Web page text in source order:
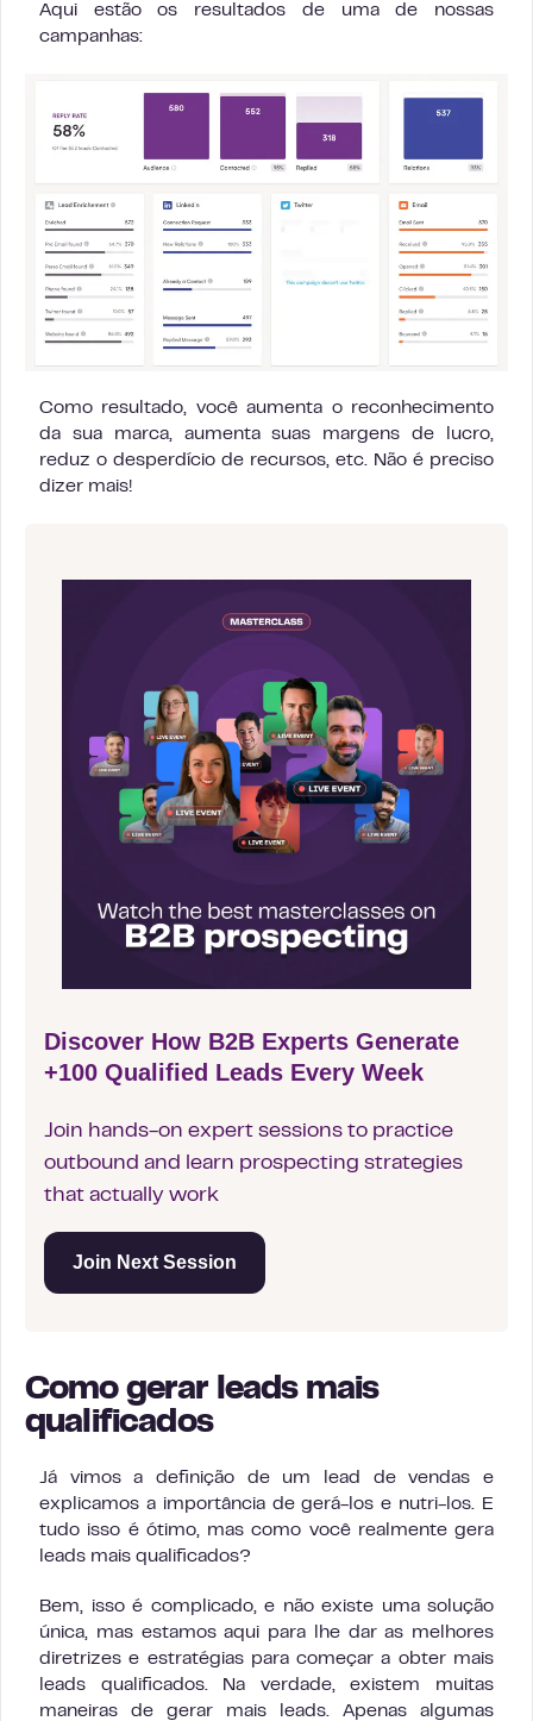
Aqui estão os resultados de uma de nossas
campanhas:
Como resultado, você aumenta o reconhecimento
da sua marca, aumenta suas margens de lucro,
reduz o desperdício de recursos, etc. Não é preciso
dizer mais!
Discover How B2B Experts Generate
+100 Qualified Leads Every Week
Join hands-on expert sessions to practice
outbound and learn prospecting strategies
that actually work
Join Next Session
Como gerar leads mais
qualificados
Já vimos a definição de um lead de vendas e
explicamos a importância de gerá-los e nutri-los. E
tudo isso é ótimo, mas como você realmente gera
leads mais qualificados?
Bem, isso é complicado, e não existe uma solução
única, mas estamos aqui para lhe dar as melhores
diretrizes e estratégias para começar a obter mais
leads qualificados. Na verdade, existem muitas
maneiras de gerar mais leads. Apenas algumas